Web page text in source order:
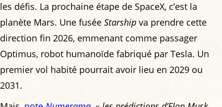
les défis. La prochaine étape de SpaceX, c’est la
planète Mars. Une fusée Starship va prendre cette
direction fin 2026, emmenant comme passager
Optimus, robot humanoïde fabriqué par Tesla. Un
premier vol habité pourrait avoir lieu en 2029 ou
2031.